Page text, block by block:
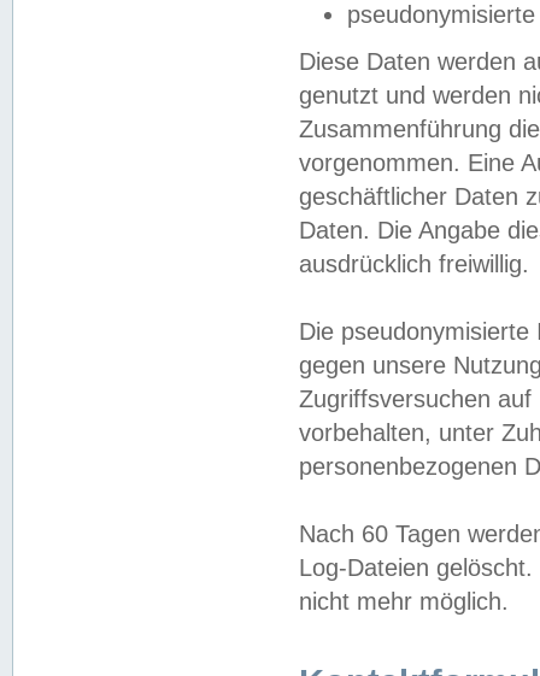
Diese Daten werden
genutzt und werden
Zusammenführung
vorgenommen. Eine
geschäftlicher Daten
Daten. Die Angabe
ausdrücklich freiwillig.
Die
gegen unsere
Zugriffsversuchen
vorbehalten, unter
personenbezogenen
Nach 60 Tagen
Log-Dateien
nicht mehr möglich.